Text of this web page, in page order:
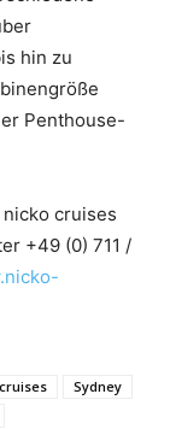
hin zu
Penthouse-
cruises
+49 (0) 711 /
Sydney